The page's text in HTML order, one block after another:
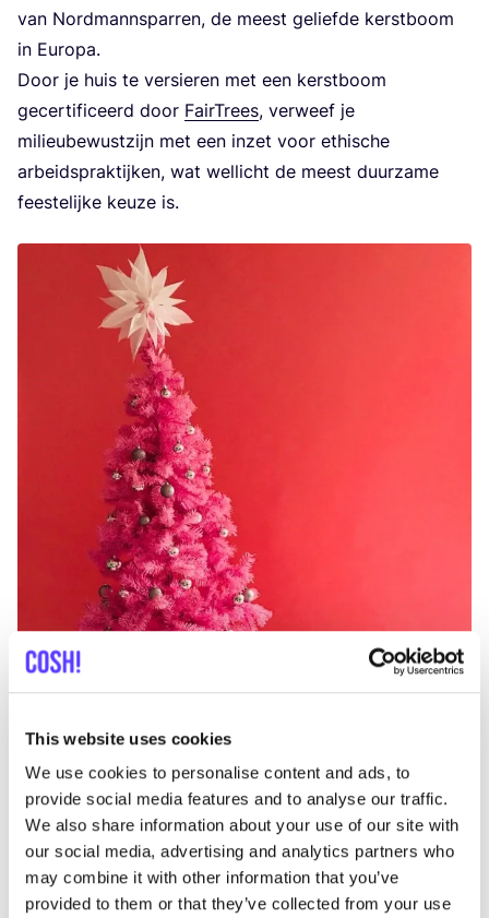
This website uses cookies
We use cookies to personalise content and ads, to
provide social media features and to analyse our traffic.
We also share information about your use of our site with
our social media, advertising and analytics partners who
may combine it with other information that you’ve
provided to them or that they’ve collected from your use
van Nord­man­n­spar­ren, de meest gelief­de kerst­boom
in Europa.
Door je huis te ver­sie­ren met een kerst­boom
gecer­ti­fi­ceerd door Fair­T­rees, ver­weef je
mili­eu­be­wust­zijn met een inzet voor ethi­sche
arbeids­prak­tij­ken, wat wel­licht de meest duur­za­me
fees­te­lij­ke keu­ze is.
If you must, an artificial tree is best purchased second-hand.